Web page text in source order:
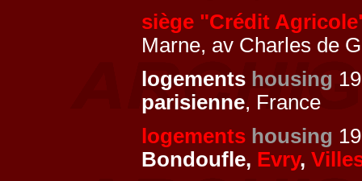
siège "Crédit
Marne, av Charles de
logements housing
parisienne, France
logements housing
Bondoufle, Evry,